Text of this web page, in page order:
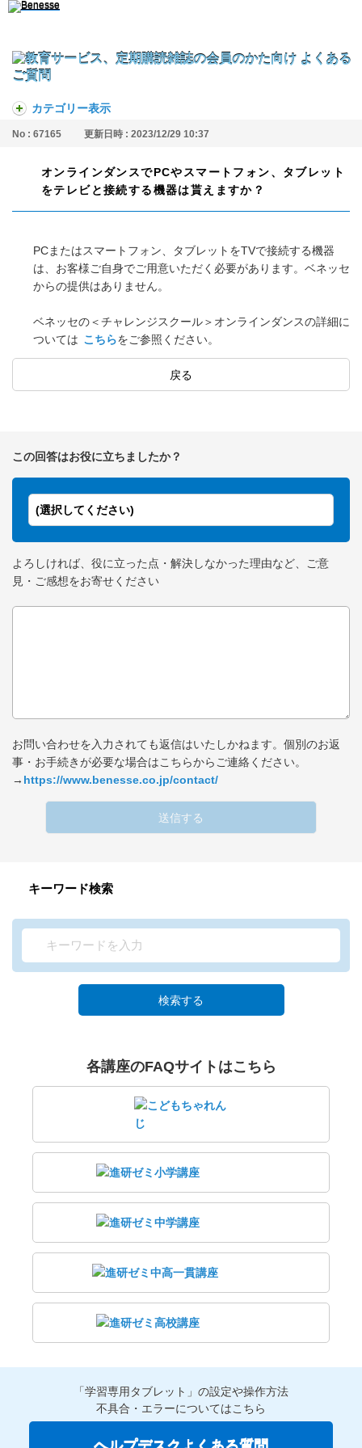
カテゴリー表示
No : 67165 更新日時 : 2023/12/29 10:37
オンラインダンスでPCやスマートフォン、タブレット
をテレビと接続する機器は貰えますか？
PCまたはスマートフォン、タブレットをTVで接続する機器
は、お客様ご自身でご用意いただく必要があります。ベネッセ
からの提供はありません。
ベネッセの＜チャレンジスクール＞オンラインダンスの詳細に
ついては こちらをご参照ください。
戻る
この回答はお役に立ちましたか？
(選択してください)
よろしければ、役に立った点・解決しなかった理由など、ご意
見・ご感想をお寄せください
お問い合わせを入力されても返信はいたしかねます。個別のお返
事・お手続きが必要な場合はこちらからご連絡ください。
→ https://www.benesse.co.jp/contact/
送信する
キーワード検索
検索する
各講座のFAQサイトはこちら
「学習専用タブレット」の設定や操作方法
不具合・エラーについてはこちら